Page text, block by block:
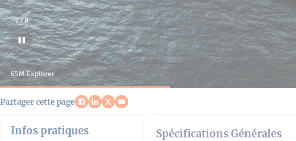
65M Explorer
3/8
Partager cette page
Infos pratiques Spécifications Générales